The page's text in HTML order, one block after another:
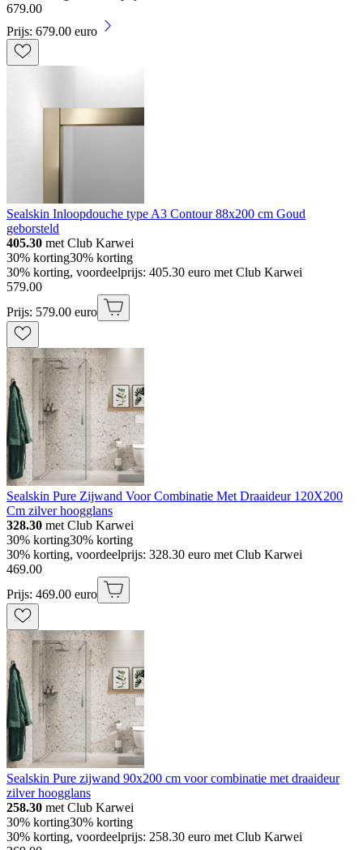
679.00
Prijs: 679.00 euro
Sealskin Inloopdouche type A3 Contour 88x200 cm Goud
geborsteld
405.30 met Club Karwei
30% korting30% korting
30% korting, voordeelprijs: 405.30 euro met Club Karwei
579.00
Prijs: 579.00 euro
Sealskin Pure Zijwand Voor Combinatie Met Draaideur 120X200
Cm zilver hoogglans
328.30 met Club Karwei
30% korting30% korting
30% korting, voordeelprijs: 328.30 euro met Club Karwei
469.00
Prijs: 469.00 euro
Sealskin Pure zijwand 90x200 cm voor combinatie met draaideur
zilver hoogglans
258.30 met Club Karwei
30% korting30% korting
30% korting, voordeelprijs: 258.30 euro met Club Karwei